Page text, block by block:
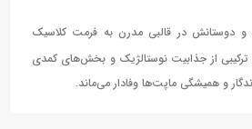
و دوستانش در قالبی مدرن به فرمت کلاسیک
ترکیبی از جذابیت نوستالژیک و بخش‌های کمدی
و همیشگی ماپت‌ها وفادار می‌ماند.